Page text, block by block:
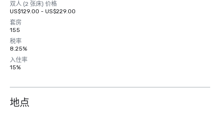
双人 (2 张床) 价格
US$129.00 - US$229.00
套房
155
税率
8.25%
入住率
15%
地点